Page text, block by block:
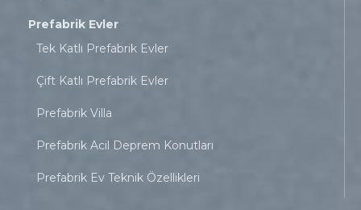
Prefabrik Evler
Tek Katlı Prefabrik Evler
Çift Katlı Prefabrik Evler
Prefabrik Villa
Prefabrik Acil Deprem Konutları
Prefabrik Ev Teknik Özellikleri